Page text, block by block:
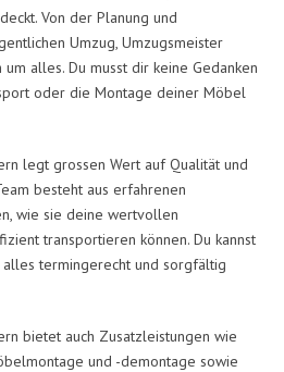
Von der Planung und
Umzug, Umzugsmeister
alles. Du musst dir keine Gedanken
oder die Montage deiner Möbel
legt grossen Wert auf Qualität und
besteht aus erfahrenen
wie sie deine wertvollen
transportieren können. Du kannst
termingerecht und sorgfältig
bietet auch Zusatzleistungen wie
und -demontage sowie